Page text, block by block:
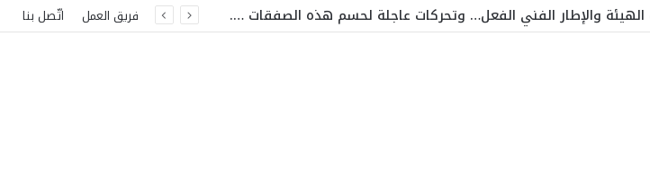
والإطار الفني الفعل… وتحركات عاجلة لحسم هذه الصفقات …. فريق العمل اتّصل بنا